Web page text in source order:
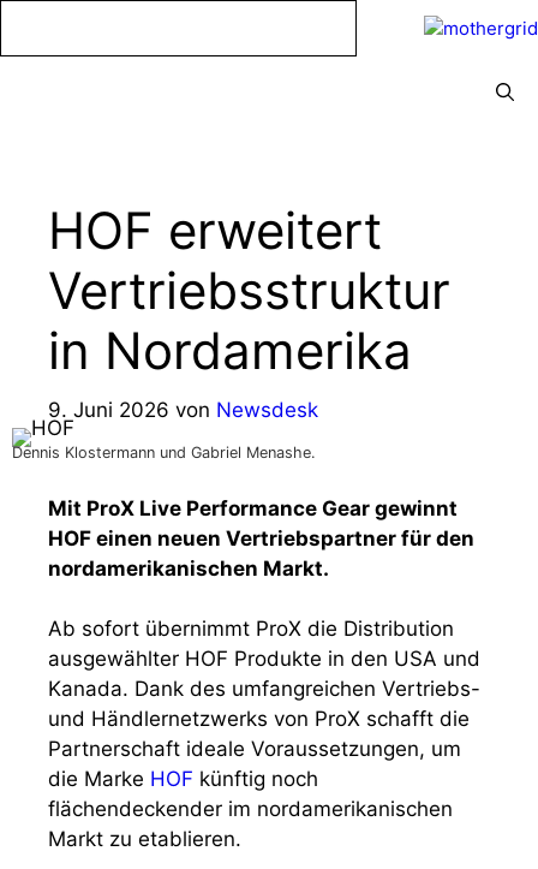
HOF erweitert
Vertriebsstruktur
in Nordamerika
9. Juni 2026 von Newsdesk
Dennis Klostermann und Gabriel Menashe.
Mit ProX Live Performance Gear gewinnt
HOF einen neuen Vertriebspartner für den
nordamerikanischen Markt.
Ab sofort übernimmt ProX die Distribution
ausgewählter HOF Produkte in den USA und
Kanada. Dank des umfangreichen Vertriebs-
und Händlernetzwerks von ProX schafft die
Partnerschaft ideale Voraussetzungen, um
die Marke HOF künftig noch
flächendeckender im nordamerikanischen
Markt zu etablieren.